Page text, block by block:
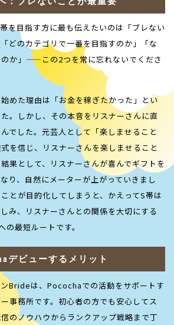
帯を目指す方に最も伝えたいのは「ブレない
どのカテゴリで一番を目指すのか」「な
か」 —— この2つを常に忘れないでくださ
めた理由は「お金を稼ぎたかった」とい
。しかし、その本音をリスナーさんに直
でした。元芸人として「楽しませること
を信じ、リスナーさんを楽しませること
果として、リスナーさんが喜んでギフトを
り、自然にメーターが上がっていきまし
とが目的化してしまうと、かえってS帯は
み、リスナーさんとの関係を大切にする
の最短ルートです。
デビューするメリット
Brideは、 Pocochaでの活動をサポートす
事務所です。初心者の方でも安心してス
のノウハウからランクアップ戦略まで丁